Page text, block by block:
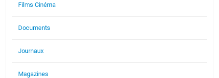
Films Cinéma
Documents
Journaux
Magazines